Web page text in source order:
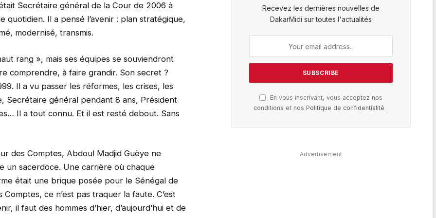
Secrétaire général de la Cour de 2006 à
quotidien. Il a pensé l’avenir : plan stratégique,
modernisé, transmis.
rang », mais ses équipes se souviendront
comprendre, à faire grandir. Son secret ?
Il a vu passer les réformes, les crises, les
Secrétaire général pendant 8 ans, Président
Il a tout connu. Et il est resté debout. Sans
des Comptes, Abdoul Madjid Guèye ne
un sacerdoce. Une carrière où chaque
était une brique posée pour le Sénégal de
ce n’est pas traquer la faute. C’est
il faut des hommes d’hier, d’aujourd’hui et de
Recevez les dernières nouvelles de
DakarMidi sur toutes l'actualités
En vous inscrivant, vous acceptez nos
conditions et nosPolitique de confidentialité .
Advertisement